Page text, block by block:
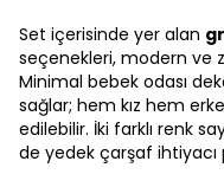
Set içerisinde yer alan
seçenekleri, modern ve
Minimal bebek odası
sağlar; hem kız hem
edilebilir. İki farklı renk
de yedek çarşaf ihtiyacı